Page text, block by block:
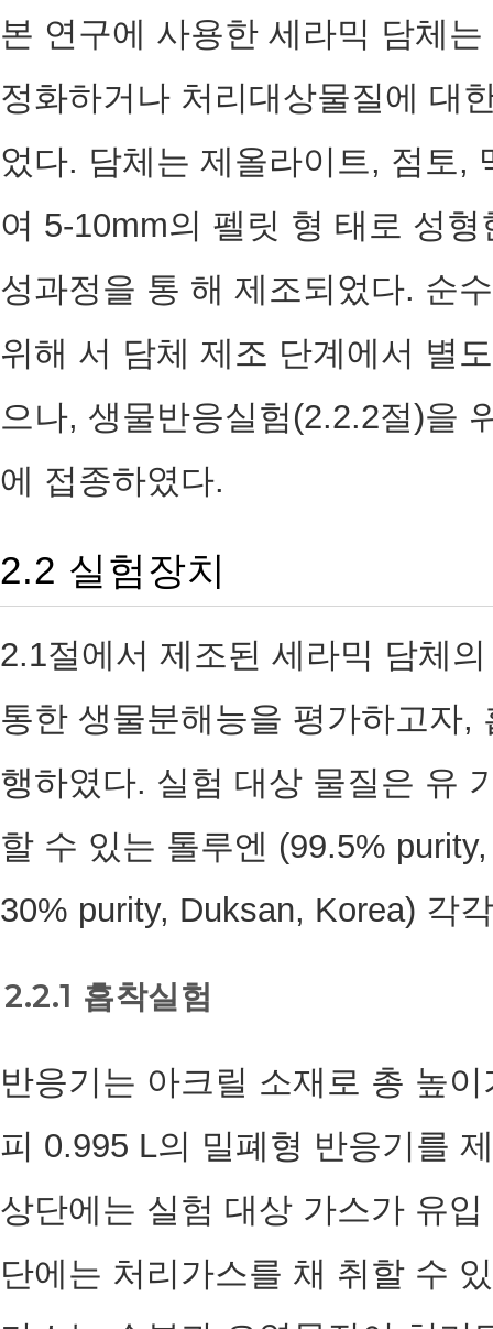
본 연구에 사용한 세라믹 담체
정화하거나 처리대상물질에 대
었다. 담체는 제올라이트, 점토,
여 5-10mm의 펠릿 형 태로 성
성과정을 통 해 제조되었다. 순
위해 서 담체 제조 단계에서 별
으나, 생물반응실험(2.2.2절)을
에 접종하였다.
2.2 실험장치
2.1절에서 제조된 세라믹 담체
통한 생물분해능을 평가하고자,
행하였다. 실험 대상 물질은 유
할 수 있는 톨루엔 (99.5%
30% purity, Duksan, Korea) 각
2.2.1 흡착실험
반응기는 아크릴 소재로 총 높
피 0.995 L의 밀폐형 반응기를
상단에는 실험 대상 가스가 유
단에는 처리가스를 채 취할 수